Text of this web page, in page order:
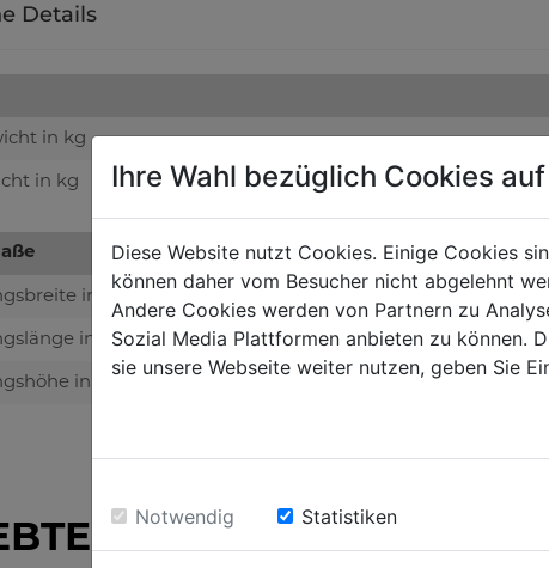
Details
in kg
in kg
in mm
in mm
in mm
PRODUKTE
Ihre Wahl bezüglich Cookies
Diese Website nutzt Cookies. Einige Cookies
können daher vom Besucher nicht abgelehnt
Andere Cookies werden von Partnern zu
Sozial Media Plattformen anbieten zu können.
sie unsere Webseite weiter nutzen, geben Sie
Notwendig Statistiken